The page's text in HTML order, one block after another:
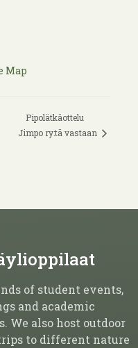
Map
Pipolätkäottelu
Jimpo ry:tä vastaan
of student events,
and academic
We also host outdoor
to different nature